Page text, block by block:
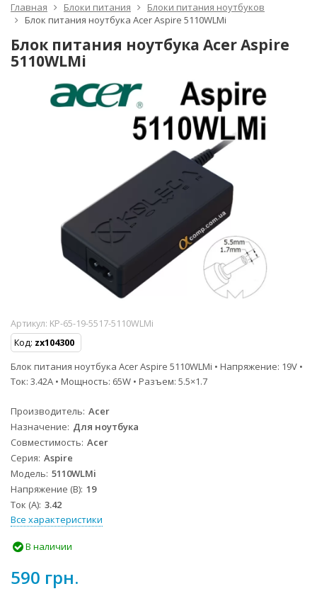
Главная Блоки питания
Блоки питания ноутбуков
Блок питания ноутбука Acer Aspire 5110WLMi
Блок питания ноутбука Acer Aspire
5110WLMi
Артикул: KP-65-19-5517-5110WLMi
Код: zx104300
Блок питания ноутбука Acer Aspire 5110WLMi • Напряжение: 19V •
Ток: 3.42A • Мощность: 65W • Разъем: 5.5×1.7
Производитель Acer
Назначение Для ноутбука
Совместимость Acer
Серия Aspire
Модель 5110WLMi
Напряжение (В) 19
Ток (А) 3.42
Все характеристики
В наличии
590 грн.